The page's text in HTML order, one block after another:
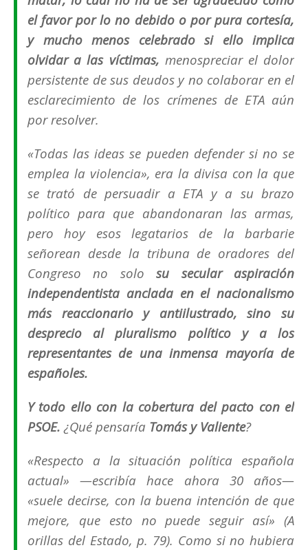
el favor por lo no debido o por pura cortesía,
y mucho menos celebrado si ello implica
olvidar a las víctimas, menospreciar el dolor
persistente de sus deudos y no colaborar en el
esclarecimiento de los crímenes de ETA aún
por resolver.
«Todas las ideas se pueden defender si no se
emplea la violencia», era la divisa con la que
se trató de persuadir a ETA y a su brazo
político para que abandonaran las armas,
pero hoy esos legatarios de la barbarie
señorean desde la tribuna de oradores del
Congreso no solosu secular aspiración
independentista anclada en el nacionalismo
más reaccionario y antiilustrado, sino su
desprecio al pluralismo político y a los
representantes de una inmensa mayoría de
españoles.
Y todo ello con la cobertura del pacto con el
PSOE.¿Qué pensaría Tomás y Valiente?
«Respecto a la situación política española
actual» —escribía hace ahora 30 años—
«suele decirse, con la buena intención de que
mejore, que esto no puede seguir así» (A
orillas del Estado, p. 79). Como si no hubiera